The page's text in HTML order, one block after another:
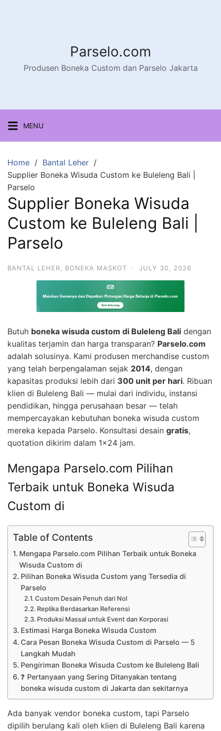
Parselo.com
Produsen Boneka Custom dan Parselo Jakarta
MENU
Home
Bantal Leher
Supplier Boneka Wisuda Custom ke Buleleng Bali |
Parselo
Supplier Boneka Wisuda
Custom ke Buleleng Bali |
Parselo
BANTAL LEHER BONEKA MASKOT · JULY 30, 2026
Butuh boneka wisuda custom di Buleleng Bali dengan
kualitas terjamin dan harga transparan? Parselo.com
adalah solusinya. Kami produsen merchandise custom
yang telah berpengalaman sejak 2014, dengan
kapasitas produksi lebih dari 300 unit per hari. Ribuan
klien di Buleleng Bali — mulai dari individu, instansi
pendidikan, hingga perusahaan besar — telah
mempercayakan kebutuhan boneka wisuda custom
mereka kepada Parselo. Konsultasi desain gratis,
quotation dikirim dalam 1×24 jam.
Mengapa Parselo.com Pilihan
Terbaik untuk Boneka Wisuda
Custom di
Table of Contents
Mengapa Parselo.com Pilihan Terbaik untuk Boneka
Wisuda Custom di
Pilihan Boneka Wisuda Custom yang Tersedia di
Parselo
Custom Desain Penuh dari Nol
Replika Berdasarkan Referensi
Produksi Massal untuk Event dan Korporasi
Estimasi Harga Boneka Wisuda Custom
Cara Pesan Boneka Wisuda Custom di Parselo — 5
Langkah Mudah
Pengiriman Boneka Wisuda Custom ke Buleleng Bali
❓ Pertanyaan yang Sering Ditanyakan tentang
boneka wisuda custom di Jakarta dan sekitarnya
Ada banyak vendor boneka custom, tapi Parselo
dipilih berulang kali oleh klien di Buleleng Bali karena